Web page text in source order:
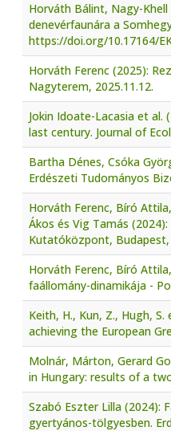
Horváth Bálint, Nagy-
denevérfaunára a
https://doi.org/10.17164/
Horváth Ferenc (2025):
Nagyterem, 2025.11.12.
Jokin Idoate-Lacasia et
last century. Journal of
Bartha Dénes, Csóka
Erdészeti Tudományos
Horváth Ferenc, Bíró
Ákos és Vig Tamás
Kutatóközpont, Budapest,
Horváth Ferenc, Bíró
faállomány-dinamikája -
Keith, H., Kun, Z., Hugh,
achieving the European
Molnár, Márton, Gerard
in Hungary: results of a
Szabó Eszter Lilla (2024):
gyertyános-tölgyesben.